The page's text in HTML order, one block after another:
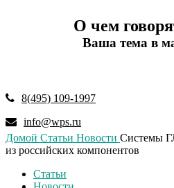
О чем
Ваша тема в
8(495) 109-1997
info@wps.ru
Домой Статьи Новости Системы
из российских компонентов
Статьи